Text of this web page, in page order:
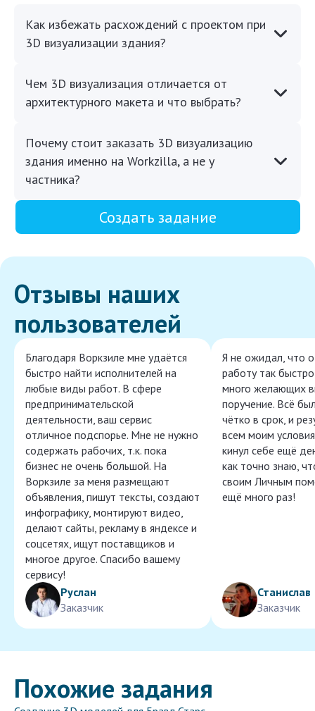
Как избежать расхождений с проектом при
3D визуализации здания?
Чем 3D визуализация отличается от
архитектурного макета и что выбрать?
Почему стоит заказать 3D визуализацию
здания именно на Workzilla, а не у
частника?
Создать задание
Отзывы наших
пользователей
Благодаря Воркзиле мне удаётся
быстро найти исполнителей на
любые виды работ. В сфере
предпринимательской
деятельности, ваш сервис
отличное подспорье. Мне не нужно
содержать рабочих, т.к. пока
бизнес не очень большой. На
Воркзиле за меня размещают
объявления, пишут тексты, создают
инфографику, монтируют видео,
делают сайты, рекламу в яндексе и
соцсетях, ищут поставщиков и
многое другое. Спасибо вашему
сервису!
Руслан
Заказчик
Я не ожидал, что
работу так
много желающих
поручение. Всё
чётко в срок, и
всем моим
кинул себе ещё
как точно знаю,
своим Личным
ещё много раз!
Станислав
Заказчик
Похожие задания